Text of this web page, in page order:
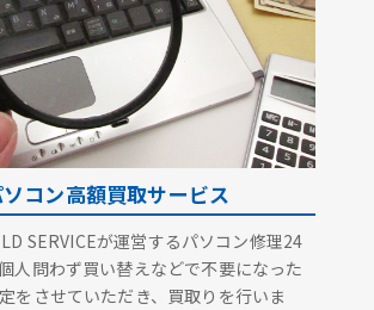
コン高額買取サービス
SERVICEが運営するパソコン修理24
人問わず買い替えなどで不要になった
をさせていただき、買取りを行いま